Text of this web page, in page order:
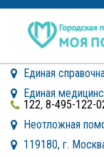
Единая
Единая
122, 8-495-122-
Неотложная
119180, г.